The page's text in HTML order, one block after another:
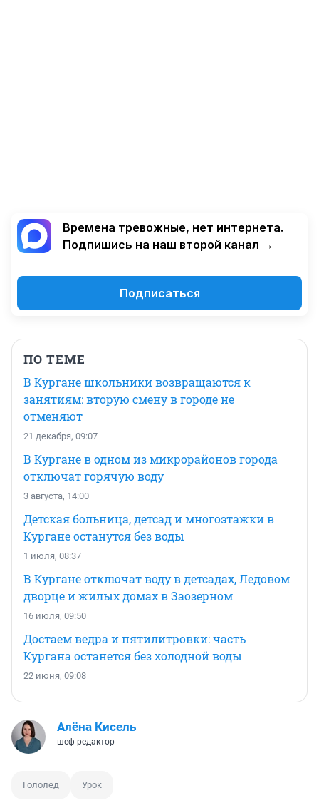
Времена тревожные, нет интернета.
Подпишись на наш второй канал →
Подписаться
ПО ТЕМЕ
В Кургане школьники возвращаются к
занятиям: вторую смену в городе не
отменяют
21 декабря, 09:07
В Кургане в одном из микрорайонов города
отключат горячую воду
3 августа, 14:00
Детская больница, детсад и многоэтажки в
Кургане останутся без воды
1 июля, 08:37
В Кургане отключат воду в детсадах, Ледовом
дворце и жилых домах в Заозерном
16 июля, 09:50
Достаем ведра и пятилитровки: часть
Кургана останется без холодной воды
22 июня, 09:08
Алёна Кисель
шеф-редактор
Гололед Урок